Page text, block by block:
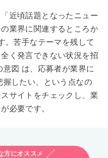
近頃話題となったニュー
業界に関連するところか
。苦手なテーマを残して
く発言できない状況を招
意図 は、応募者が業界に
したい、という点なの
サイトをチェックし、業
必要です。
方にオススメ